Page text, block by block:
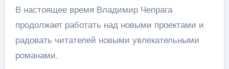
В настоящее время Владимир Чепрага
продолжает работать над новыми проектами и
радовать читателей новыми увлекательными
романами.